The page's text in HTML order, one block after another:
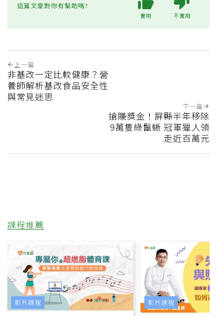
這篇文章對你有幫助嗎?
實用 不實用
上一篇
非基改一定比較健康？營
養師解析基改食品安全性
與常見迷思
下一篇
搶賺獎金！屏縣半年移除
9萬隻綠鬣蜥 冠軍獵人領
走近百萬元
課程推薦
影片課程 影片課程